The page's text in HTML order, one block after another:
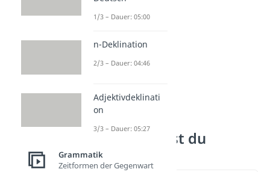
Wie erkennst du
Tunwörter?
1/3 – Dauer: 05:00
n-Deklination
2/3 – Dauer: 04:46
Adjektivdeklinati
on
3/3 – Dauer: 05:27
Grammatik
Zeitformen der Gegenwart